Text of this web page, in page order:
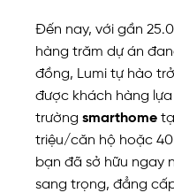
Đến nay, với gần
hàng trăm dự án
đồng, Lumi tự hào
được khách hàng
trường smarthome
triệu/căn hộ hoặc
bạn đã sở hữu ngay
sang trọng, đẳng